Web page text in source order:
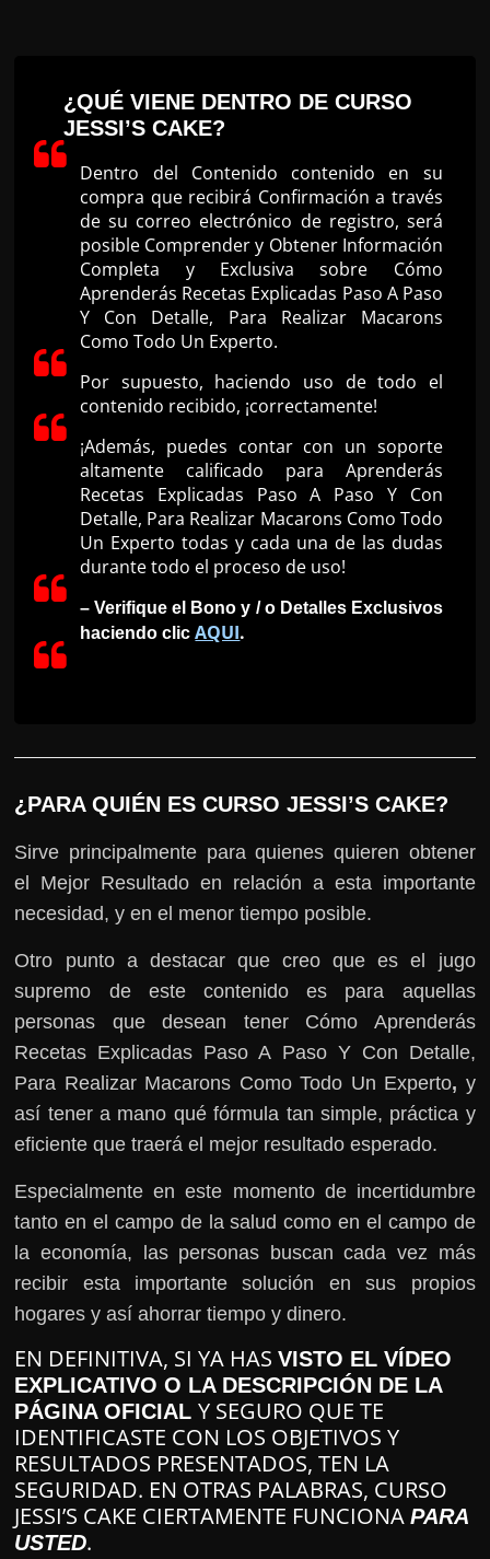
¿QUÉ VIENE DENTRO DE CURSO
JESSI’S CAKE?
Dentro del Contenido contenido en su
compra que recibirá Confirmación a través
de su correo electrónico de registro, será
posible Comprender y Obtener Información
Completa y Exclusiva sobre Cómo
Aprenderás Recetas Explicadas Paso A Paso
Y Con Detalle, Para Realizar Macarons
Como Todo Un Experto.
Por supuesto, haciendo uso de todo el
contenido recibido, ¡correctamente!
¡Además, puedes contar con un soporte
altamente calificado para Aprenderás
Recetas Explicadas Paso A Paso Y Con
Detalle, Para Realizar Macarons Como Todo
Un Experto todas y cada una de las dudas
durante todo el proceso de uso!
– Verifique el Bono y / o Detalles Exclusivos
haciendo clic AQUI.
¿PARA QUIÉN ES CURSO JESSI’S CAKE?
Sirve principalmente para quienes quieren obtener
el Mejor Resultado en relación a esta importante
necesidad, y en el menor tiempo posible.
Otro punto a destacar que creo que es el jugo
supremo de este contenido es para aquellas
personas que desean tener Cómo Aprenderás
Recetas Explicadas Paso A Paso Y Con Detalle,
Para Realizar Macarons Como Todo Un Experto, y
así tener a mano qué fórmula tan simple, práctica y
eficiente que traerá el mejor resultado esperado.
Especialmente en este momento de incertidumbre
tanto en el campo de la salud como en el campo de
la economía, las personas buscan cada vez más
recibir esta importante solución en sus propios
hogares y así ahorrar tiempo y dinero.
EN DEFINITIVA, SI YA HASVISTO EL VÍDEO
EXPLICATIVO O LA DESCRIPCIÓN DE LA
PÁGINA OFICIALY SEGURO QUE TE
IDENTIFICASTE CON LOS OBJETIVOS Y
RESULTADOS PRESENTADOS, TEN LA
SEGURIDAD. EN OTRAS PALABRAS, CURSO
JESSI’S CAKE CIERTAMENTE FUNCIONAPARA
USTED.